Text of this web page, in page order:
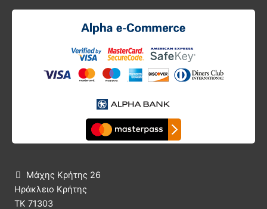

Μάχης Κρήτης 26
Ηράκλειο Κρήτης
ΤΚ 71303